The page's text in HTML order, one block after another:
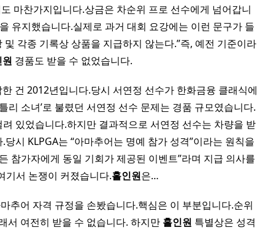
마찬가지입니다.상금은 차순위 프로 선수에게 넘어갑니
유지했습니다.실제로 과거 대회 요강에는 이런 문구가 들
각종 기록상 상품을 지급하지 않는다.”즉, 예전 기준이라
경품도 받을 수 없었습니다.
건 2012년입니다.당시 서연정 선수가 한화금융 클래식에
리 소녀’로 불렸던 서연정 선수 문제는 경품 규모였습니다.
있었습니다.하지만 결과적으로 서연정 선수는 차량을 받
시 KLPGA는 “아마추어는 명예 참가 성격”이라는 원칙을
참가자에게 동일 기회가 제공된 이벤트”라며 지급 의사를
기서 논쟁이 커졌습니다.홀인원은…
추어 자격 규정을 손봤습니다.핵심은 이 부분입니다.순위
서 여전히 받을 수 없습니다. 하지만 홀인원 특별상은 성격